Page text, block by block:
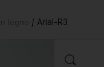
/ Arial-R3